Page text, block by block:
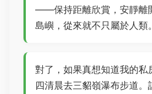
——保持距離欣賞，安靜離
島嶼，從來就不只屬於人類。
對了，如果真想知道我的私
四清晨去三貂嶺瀑布步道。